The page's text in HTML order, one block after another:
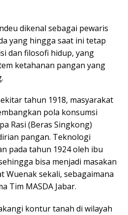
dikenal sebagai pewaris
yang hingga saat ini tetap
dan filosofi hidup, yang
ketahanan pangan yang
tahun 1918, masyarakat
pola konsumsi
Rasi (Beras Singkong)
pangan. Teknologi
pada tahun 1924 oleh ibu
bisa menjadi masakan
Wuenak sekali, sebagaimana
Tim MASDA Jabar.
kontur tanah di wilayah